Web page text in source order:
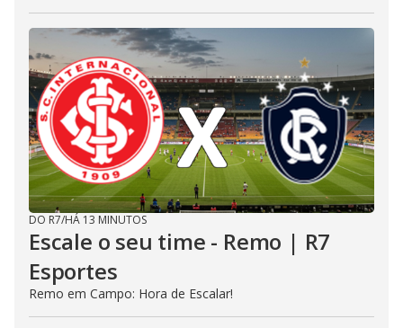
DO R7/HÁ 13 MINUTOS
Escale o seu time - Remo | R7
Esportes
Remo em Campo: Hora de Escalar!